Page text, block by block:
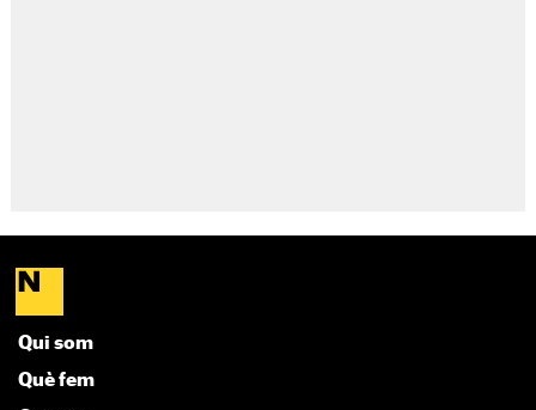
Qui som
Què fem